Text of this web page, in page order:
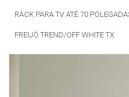
RACK PARA TV ATÉ 70
FREIJÓ TREND/OFF WHITE TX